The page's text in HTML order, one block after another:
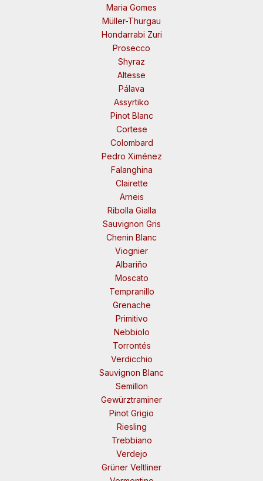
Maria Gomes
Müller-Thurgau
Hondarrabi Zuri
Prosecco
Shyraz
Altesse
Pálava
Assyrtiko
Pinot Blanc
Cortese
Colombard
Pedro Ximénez
Falanghina
Clairette
Arneis
Ribolla Gialla
Sauvignon Gris
Chenin Blanc
Viognier
Albariño
Moscato
Tempranillo
Grenache
Primitivo
Nebbiolo
Torrontés
Verdicchio
Sauvignon Blanc
Semillon
Gewürztraminer
Pinot Grigio
Riesling
Trebbiano
Verdejo
Grüner Veltliner